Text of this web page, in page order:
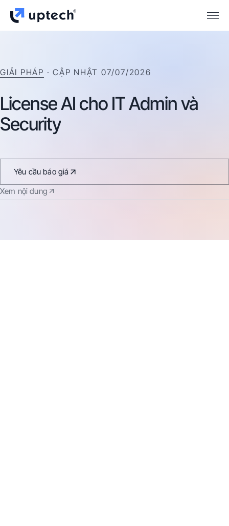
GIẢI PHÁP · CẬP NHẬT 07/07/2026
LicenseAI cho ITAdminvà
Security
Yêu cầu báo giá
Xem nội dung